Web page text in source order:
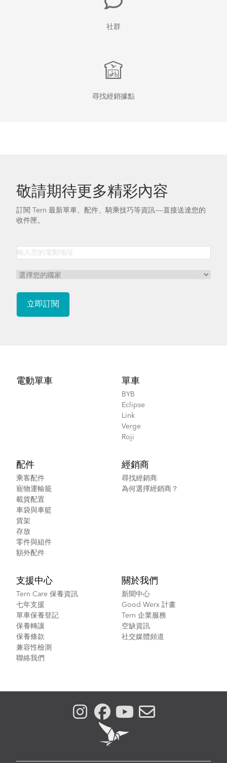
社群
尋找經銷據點
敬請期待更多精彩內容
訂閱 Tern 最新單車、配件、騎乘技巧等資訊——直接送達您的
收件匣。
電動單車 單車
BYB
Eclipse
Link
Verge
Roji
配件
乘客配件
寵物運輸籠
載貨配置
車袋與車籃
貨架
存放
零件與組件
額外配件
經銷商
尋找經銷商
為何選擇經銷商？
支援中心
Tern Care 保養資訊
七年支援
單車保養登記
保養轉讓
保養條款
兼容性檢測
聯絡我們
關於我們
新聞中心
Good Werx 計畫
Tern 企業服務
空缺資訊
社交媒體頻道